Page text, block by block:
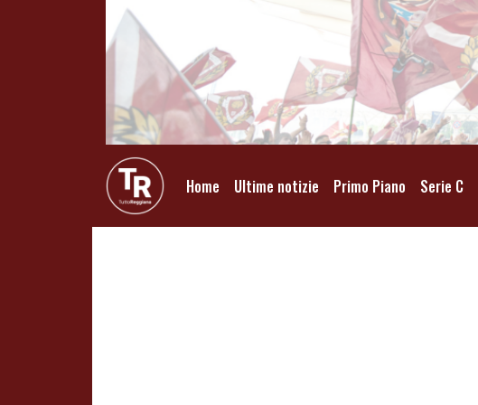
Home Ultime notizie Primo Piano Serie C